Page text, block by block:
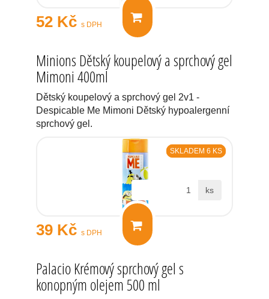
52 Kč s DPH
Minions Dětský koupelový a sprchový gel
Mimoni 400ml
Dětský koupelový a sprchový gel 2v1 -
Despicable Me Mimoni Dětský hypoalergenní
sprchový gel.
SKLADEM 6 KS
39 Kč s DPH
ks
Palacio Krémový sprchový gel s
konopným olejem 500 ml